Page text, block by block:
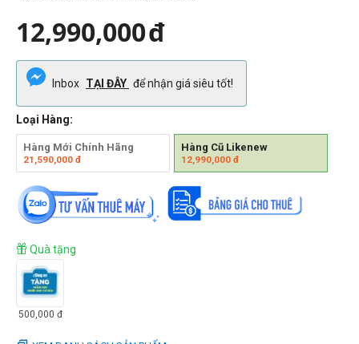
12,990,000đ
Inbox TẠI ĐÂY để nhận giá siêu tốt!
Loại Hàng:
Hàng Mới Chính Hãng
21,590,000 đ
Hàng Cũ Likenew
12,990,000đ
Quà tặng
500,000 đ